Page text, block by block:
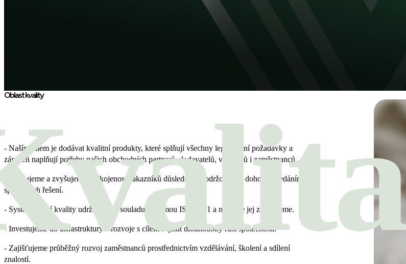
Oblast kvality
- Naším cílem je dodávat kvalitní produkty, které splňují všechny legislativní požadavky a
zároveň naplňují potřeby našich obchodních partnerů, dodavatelů, vlastníků i zaměstnanců.
- Udržujeme a zvyšujeme spokojenost zákazníků důsledným dodržováním dohod a hledáním
společných řešení.
- Systém řízení kvality udržujeme v souladu s normou ISO 9001 a neustále jej zlepšujeme.
- Investujeme do infrastruktury a rozvoje s cílem zajistit dlouhodobý růst společnosti.
- Zajišťujeme průběžný rozvoj zaměstnanců prostřednictvím vzdělávání, školení a sdílení
znalostí.